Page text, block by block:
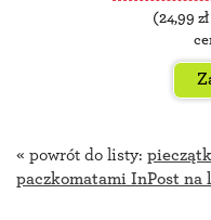
(24,99
« powrót do listy:
paczkomatami InPost na